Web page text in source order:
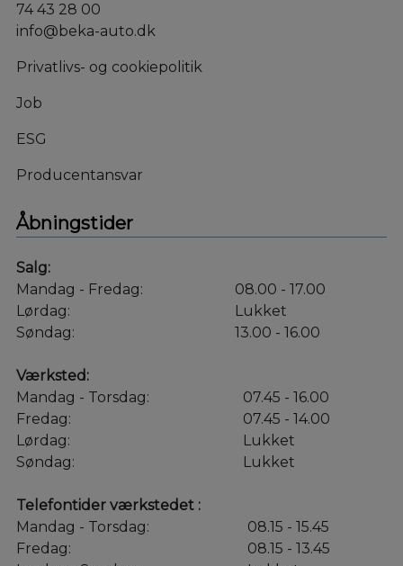
74 43 28 00
info@beka-auto.dk
Privatlivs- og cookiepolitik
Job
ESG
Producentansvar
Åbningstider
Salg:
Mandag - Fredag:
08.00 - 17.00
Lørdag:
Lukket
Søndag:
13.00 - 16.00
Værksted:
Mandag - Torsdag:
07.45 - 16.00
Fredag:
07.45 - 14.00
Lørdag:
Lukket
Søndag:
Lukket
Telefontider værkstedet :
Mandag - Torsdag:
08.15 - 15.45
Fredag:
08.15 - 13.45